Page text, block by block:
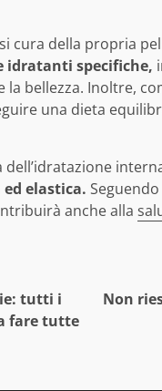
cura della propria
idratanti specifiche,
la bellezza. Inoltre,
una dieta
elastica.
anche alla
tutti i
fare tutte
Non